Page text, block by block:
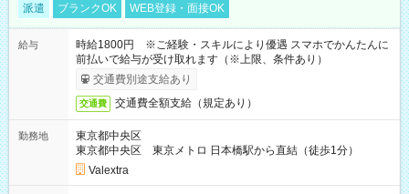
派遣 ブランクOK WEB登録・面接OK
給与
時給1800円 ※ご経験・スキルにより優遇 スマホでかんたんに
前払いで給与が受け取れます（※上限、条件あり）
交通費別途支給あり
交通費 交通費全額支給（規定あり）
勤務地
東京都中央区
東京都中央区 東京メトロ 日本橋駅から直結（徒歩1分）
Valextra